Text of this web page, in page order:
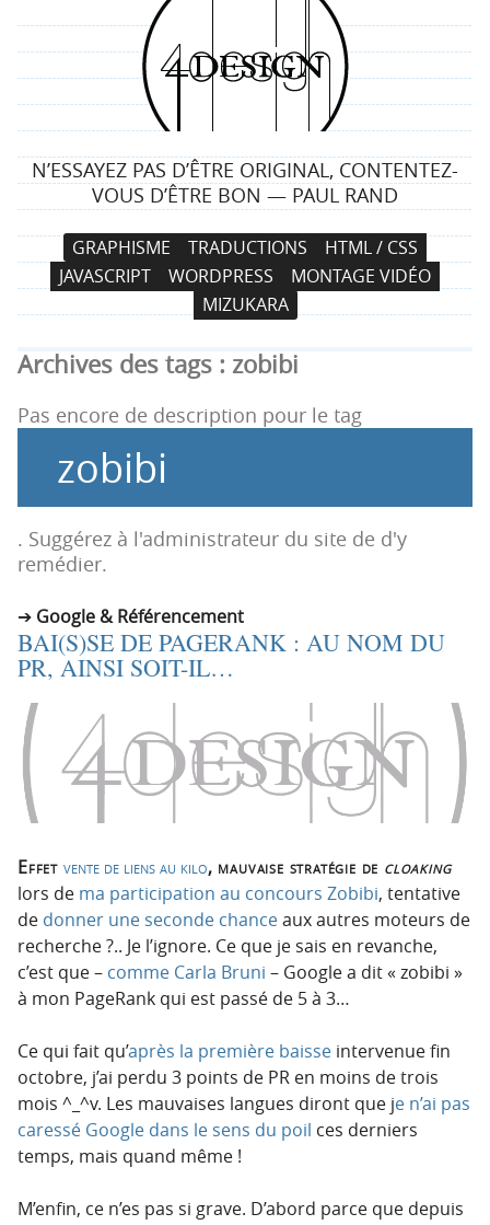
4
d
e
s
i
g
N’ESSAYEZ PAS D’ÊTRE ORIGINAL, CONTENTEZ-
VOUS D’ÊTRE BON — PAUL RAND
g
a
t
i
p
i
c
i
p
e
r
a
u
c
t
n
GRAPHISME TRADUCTIONS
HTML / CSS
JAVASCRIPT
WORDPRESS
MONTAGE VIDÉO
MIZUKARA
Archives des tags : zobibi
Pas encore de description pour le tag
zobibi
. Suggérez à l'administrateur du site de d'y
remédier.
Google & Référencement
BAI(S)SE DE PAGERANK : AU NOM DU
PR, AINSI SOIT-IL…
Effet vente de liens au kilo, mauvaise stratégie de cloaking
lors de ma participation au concours Zobibi, tentative
de donner une seconde chanceaux autres moteurs de
recherche ?.. Je l’ignore. Ce que je sais en revanche,
c’est que – comme Carla Bruni – Google a dit « zobibi »
à mon PageRank qui est passé de 5 à 3…
Ce qui fait qu’après la première baisse intervenue fin
octobre, j’ai perdu 3 points de PR en moins de trois
mois ^_^v. Les mauvaises langues diront que je n’ai pas
caressé Google dans le sens du poil ces derniers
temps, mais quand même !
M’enfin, ce n’es pas si grave. D’abord parce que depuis